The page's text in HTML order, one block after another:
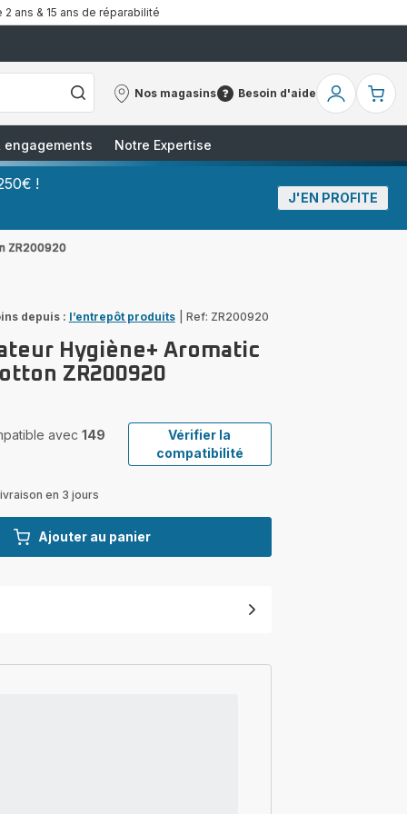
2 ans & 15 ans de réparabilité
Nos magasins
Nos
Besoin d'aide
Besoin
Mon
engagements
Notre Expertise
!
J'EN PROFITE
ZR200920
depuis : l’entrepôt produits Ref: ZR200920
Hygiène+ Aromatic
ZR200920
avec 149
Vérifier la
compatibilité
en 3 jours
Ajouter au panier